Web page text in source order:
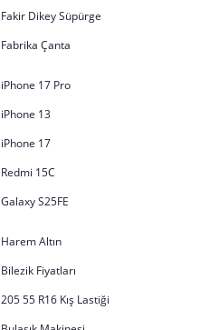
Fakir Dikey Süpürge
Fabrika Çanta
iPhone 17 Pro
iPhone 13
iPhone 17
Redmi 15C
Galaxy S25FE
Harem Altın
Bilezik Fiyatları
205 55 R16 Kış Lastiği